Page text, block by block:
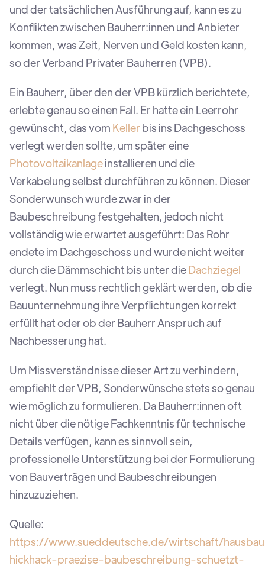
und der tatsächlichen Ausführung auf, kann es zu
Konflikten zwischen Bauherr:innen und Anbieter
kommen, was Zeit, Nerven und Geld kosten kann,
so der Verband Privater Bauherren (VPB).
Ein Bauherr, über den der VPB kürzlich berichtete,
erlebte genau so einen Fall. Er hatte ein Leerrohr
gewünscht, das vom Keller bis ins Dachgeschoss
verlegt werden sollte, um später eine
Photovoltaikanlageinstallieren und die
Verkabelung selbst durchführen zu können. Dieser
Sonderwunsch wurde zwar in der
Baubeschreibung festgehalten, jedoch nicht
vollständig wie erwartet ausgeführt: Das Rohr
endete im Dachgeschoss und wurde nicht weiter
durch die Dämmschicht bis unter dieDachziegel
verlegt. Nun muss rechtlich geklärt werden, ob die
Bauunternehmung ihre Verpflichtungen korrekt
erfüllt hat oder ob der Bauherr Anspruch auf
Nachbesserung hat.
Um Missverständnisse dieser Art zu verhindern,
empfiehlt der VPB, Sonderwünsche stets so genau
wie möglich zu formulieren. Da Bauherr:innen oft
nicht über die nötige Fachkenntnis für technische
Details verfügen, kann es sinnvoll sein,
professionelle Unterstützung bei der Formulierung
von Bauverträgen und Baubeschreibungen
hinzuzuziehen.
Quelle:
https://www.sueddeutsche.de/wirtschaft/
hickhack-praezise-baubeschreibung-schuetzt-